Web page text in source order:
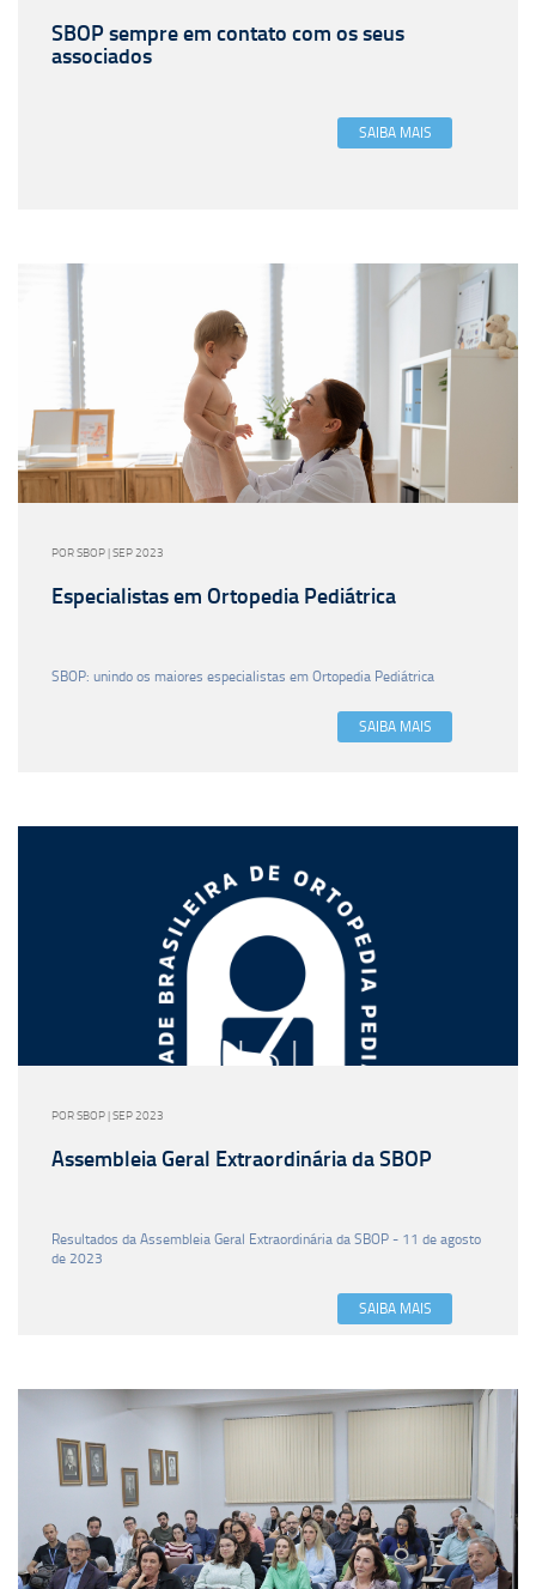
SBOP sempre em contato com os seus
associados
SAIBA MAIS
POR SBOP | SEP 2023
Especialistas em Ortopedia Pediátrica
SBOP: unindo os maiores especialistas em Ortopedia Pediátrica
SAIBA MAIS
POR SBOP | SEP 2023
Assembleia Geral Extraordinária da SBOP
Resultados da Assembleia Geral Extraordinária da SBOP - 11 de agosto
de 2023
SAIBA MAIS